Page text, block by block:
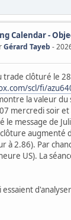
Calendar -
Gérard Tayeb -
trade clôturé le
scl/fi/
la valeur du
mercredi soir
le message de
augmenté
à 2.86). Par
US). La
essaient